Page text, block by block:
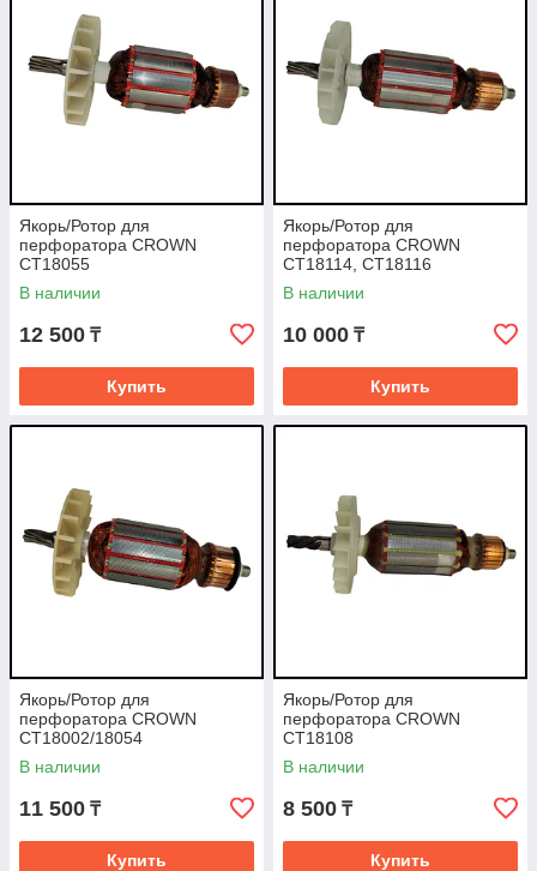
Якорь/Ротор для
перфоратора CROWN
CT18055
В наличии
12 500 ₸
Купить
Якорь/Ротор для
перфоратора CROWN
CT18114, CT18116
В наличии
10 000 ₸
Купить
Якорь/Ротор для
перфоратора CROWN
CT18002/18054
В наличии
11 500 ₸
Купить
Якорь/Ротор для
перфоратора CROWN
CT18108
В наличии
8 500 ₸
Купить